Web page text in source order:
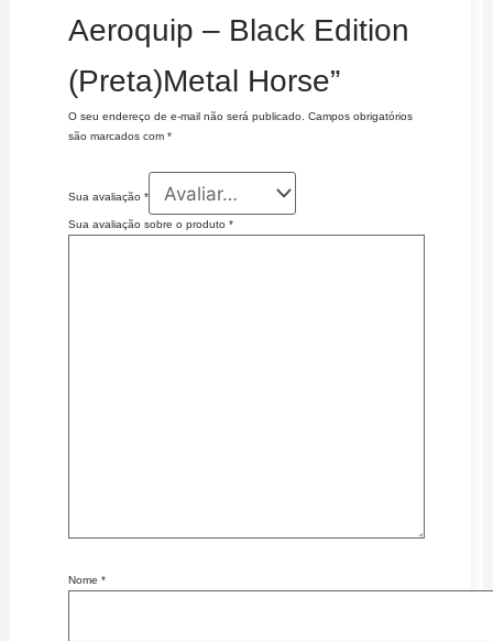
Aeroquip – Black Edition
(Preta)Metal Horse”
O seu endereço de e-mail não será publicado. Campos obrigatórios
são marcados com *
Sua avaliação *
Sua avaliação sobre o produto *
Nome *